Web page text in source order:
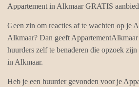
Appartement in Alkmaar GRATIS
Geen zin om reacties af te wachten op je
Alkmaar? Dan geeft
huurders zelf te benaderen die opzoek
in Alkmaar.
Heb je een huurder gevonden voor je